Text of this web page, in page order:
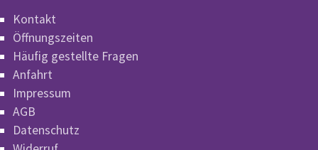
Kontakt
Öffnungszeiten
Häufig gestellte Fragen
Anfahrt
Impressum
AGB
Datenschutz